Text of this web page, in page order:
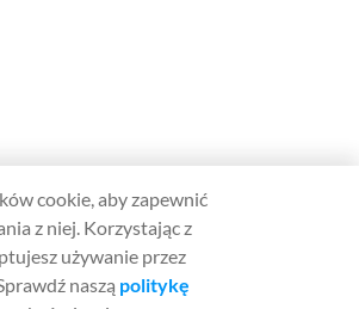
cookie, aby zapewnić
z niej. Korzystając z
używanie przez
naszą politykę